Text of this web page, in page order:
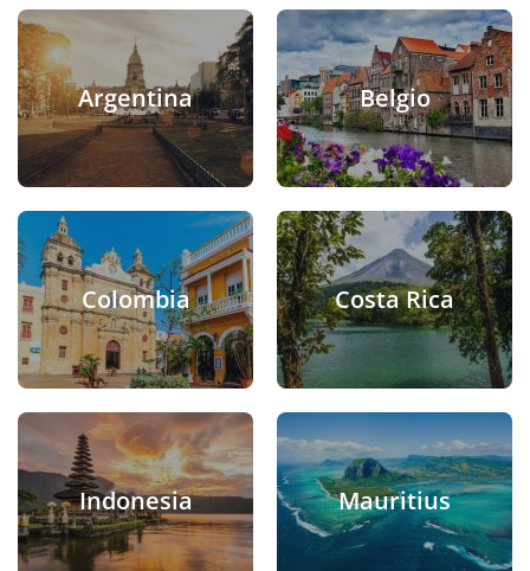
Argentina Belgio
Colombia Costa Rica
Indonesia Mauritius